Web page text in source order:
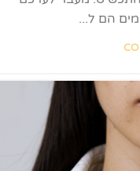
הם ל...